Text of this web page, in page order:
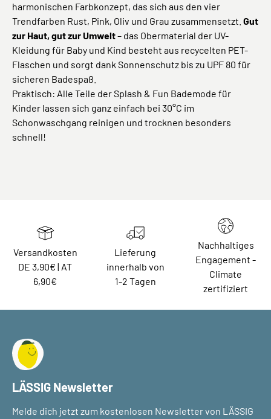
harmonischen Farbkonzept, das sich aus den vier
Trendfarben Rust, Pink, Oliv und Grau zusammensetzt. Gut
zur Haut, gut zur Umwelt– das Obermaterial der UV-
Kleidung für Baby und Kind besteht aus recycelten PET-
Flaschen und sorgt dank Sonnenschutz bis zu UPF 80 für
sicheren Badespaß.
Praktisch: Alle Teile der Splash & Fun Bademode für
Kinder lassen sich ganz einfach bei 30°C im
Schonwaschgang reinigen und trocknen besonders
schnell!
Versandkosten
DE 3,90€ | AT
6,90€
Lieferung
innerhalb von
1-2 Tagen
Nachhaltiges
Engagement -
Climate
zertifiziert
LÄSSIG Newsletter
Melde dich jetzt zum kostenlosen Newsletter von LÄSSIG